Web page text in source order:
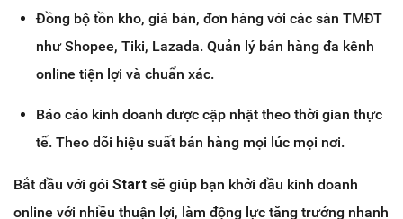
Đồng bộ tồn kho, giá bán, đơn hàng với các sàn TMĐT
như Shopee, Tiki, Lazada. Quản lý bán hàng đa kênh
online tiện lợi và chuẩn xác.
Báo cáo kinh doanh được cập nhật theo thời gian thực
tế. Theo dõi hiệu suất bán hàng mọi lúc mọi nơi.
Bắt đầu với gói Start sẽ giúp bạn khởi đầu kinh doanh
online với nhiều thuận lợi, làm động lực tăng trưởng nhanh